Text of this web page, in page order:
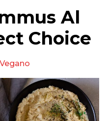
Al
Choice
Vegano